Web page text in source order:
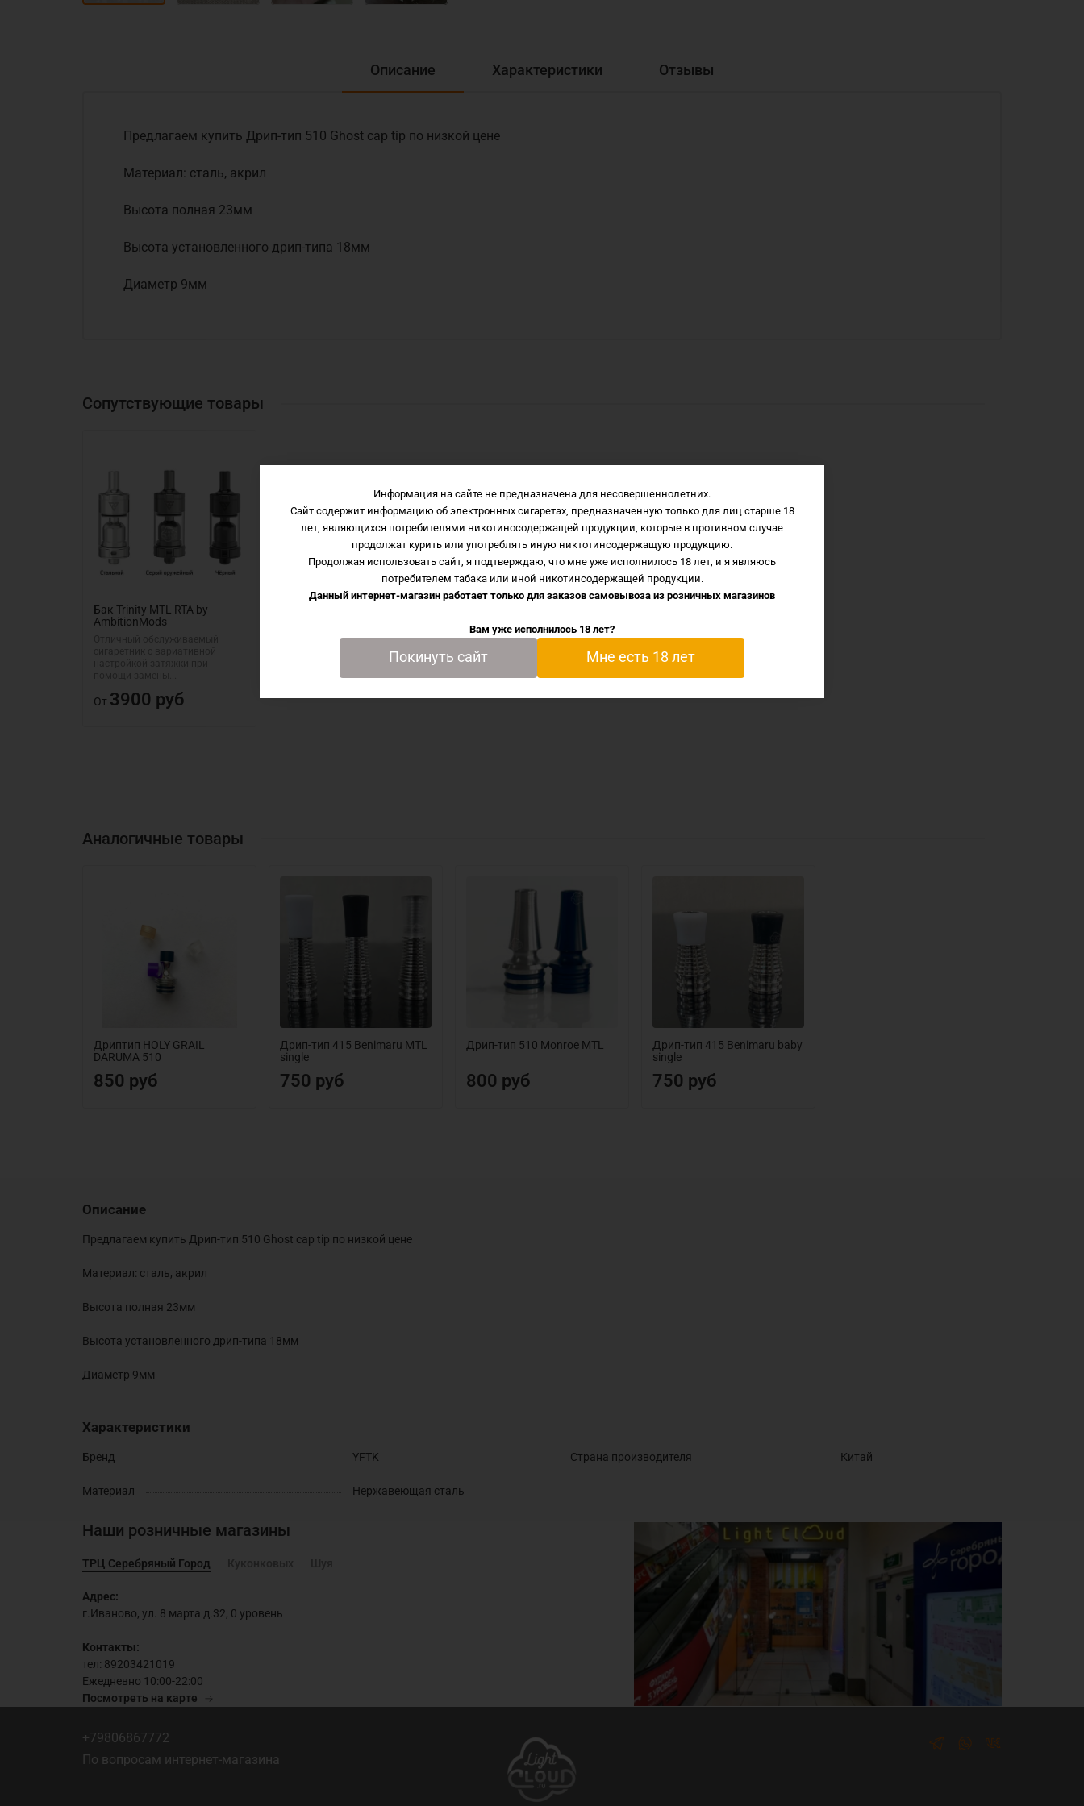
Описание Характеристики Отзывы
Предлагаем купить Дрип-тип 510 Ghost cap tip по низкой цене
Материал: сталь, акрил
Высота полная 23мм
Высота установленного дрип-типа 18мм
Диаметр 9мм
Сопутствующие товары
Бак Trinity MTL RTA by
AmbitionMods
От 3900 руб
Аналогичные товары
Дриптип HOLY GRAIL
DARUMA 510
850 руб
Дрип-тип 415 Benimaru MTL
single
750 руб
Дрип-тип 510 Monroe MTL
800 руб
Дрип-тип 415 Benimaru baby
single
750 руб
Описание
Предлагаем купить Дрип-тип 510 Ghost cap tip по низкой цене
Материал: сталь, акрил
Высота полная 23мм
Высота установленного дрип-типа 18мм
Диаметр 9мм
Характеристики
Бренд YFTK Страна производителя Китай
Материал Нержавеющая сталь
Наши розничные магазины
ТРЦ Серебряный Город
Адрес:
г.Иваново, ул. 8 марта д.32, 0 уровень
Контакты:
тел: 89203421019
Ежедневно 10:00-22:00
Посмотреть на карте
+79806867772
По вопросам интернет-магазина
Информация на сайте не предназначена для несовершеннолетних.
Сайт содержит информацию об электронных сигаретах, предназначенную только для лиц старше 18
лет, являющихся потребителями никотиносодержащей продукции, которые в противном случае
продолжат курить или употреблять иную никтотинсодержащую продукцию.
Продолжая использовать сайт, я подтверждаю, что мне уже исполнилось 18 лет, и я являюсь
потребителем табака или иной никотинсодержащей продукции.
Данный интернет-магазин работает только для заказов самовывоза из розничных магазинов
Вам уже исполнилось 18 лет?
Покинуть сайт Мне есть 18 лет